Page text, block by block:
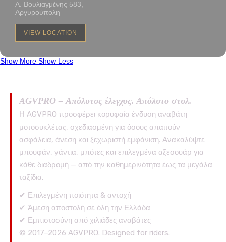
Λ. Βουλιαγμένης 583,
Αργυρούπολη
VIEW LOCATION
Show More Show Less
AGVPRO – Απόλυτος έλεγχος. Απόλυτο στυλ.
Η AGVPRO προσφέρει κορυφαία ένδυση αναβάτη
μοτοσυκλέτας, σχεδιασμένη για όσους απαιτούν
ασφάλεια, άνεση και ξεχωριστή εμφάνιση. Ανακαλύψτε
μπουφάν, γάντια, μπότες και επιλεγμένα αξεσουάρ για
κάθε διαδρομή — από την καθημερινότητα έως τα μεγάλα
ταξίδια.
✔ Επιλεγμένη ποιότητα & αντοχή
✔ Άμεση αποστολή σε όλη την Ελλάδα
✔ Εμπιστοσύνη από χιλιάδες αναβάτες
© 2017–2026 AGVPRO. Designed for riders.